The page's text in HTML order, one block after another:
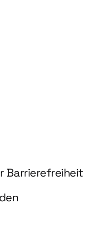
und Kraftstoffe"
Barrierefreiheit